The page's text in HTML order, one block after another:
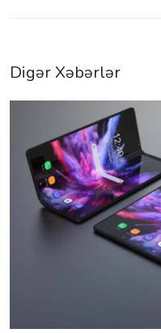
Digər Xəbərlər